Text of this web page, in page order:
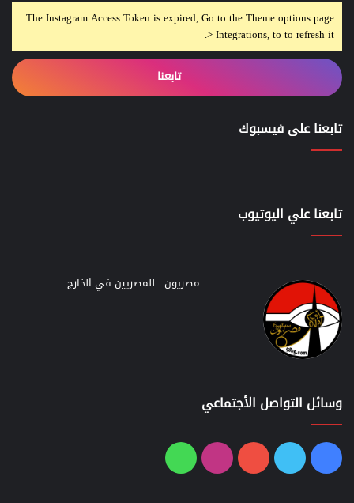
The Instagram Access Token is expired, Go to the Theme options page
> Integrations, to to refresh it.
تابعنا
تابعنا على فيسبوك
تابعنا علي اليوتيوب
مصريون : للمصريين في الخارج
وسائل التواصل الأجتماعي
فيسبوك
تويتر يوتيوبانستقرامواتساب